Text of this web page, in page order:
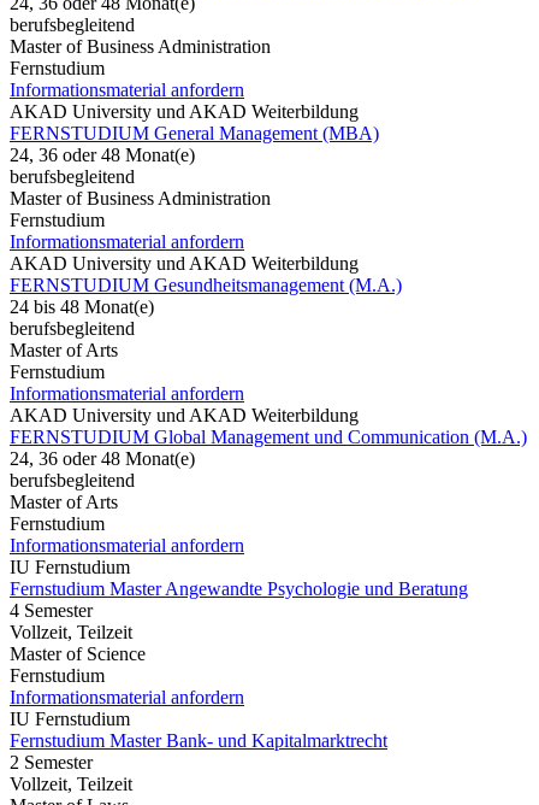
berufsbegleitend
Master of Business Administration
Fernstudium
Informationsmaterial anfordern
AKAD University und AKAD Weiterbildung
FERNSTUDIUM General Management (MBA)
24, 36 oder 48 Monat(e)
berufsbegleitend
Master of Business Administration
Fernstudium
Informationsmaterial anfordern
AKAD University und AKAD Weiterbildung
FERNSTUDIUM Gesundheitsmanagement (M.A.)
24 bis 48 Monat(e)
berufsbegleitend
Master of Arts
Fernstudium
Informationsmaterial anfordern
AKAD University und AKAD Weiterbildung
FERNSTUDIUM Global Management und Communication (M.A.)
24, 36 oder 48 Monat(e)
berufsbegleitend
Master of Arts
Fernstudium
Informationsmaterial anfordern
IU Fernstudium
Fernstudium Master Angewandte Psychologie und Beratung
4 Semester
Vollzeit, Teilzeit
Master of Science
Fernstudium
Informationsmaterial anfordern
IU Fernstudium
Fernstudium Master Bank- und Kapitalmarktrecht
2 Semester
Vollzeit, Teilzeit